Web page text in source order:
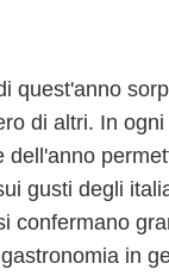
quest'anno
di altri. In
dell'anno
gusti degli
confermano
in